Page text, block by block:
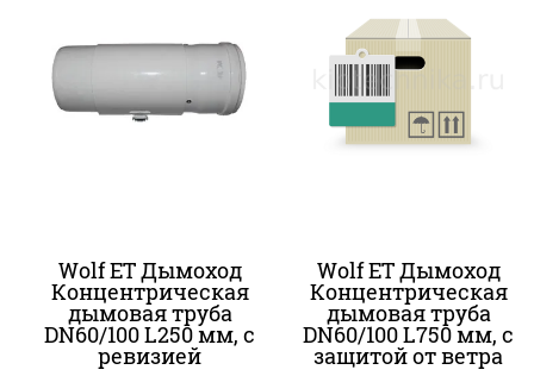
Wolf ET Дымоход
Концентрическая
дымовая труба
DN60/100 L250 мм, с
ревизией
Wolf ET Дымоход
Концентрическая
дымовая труба
DN60/100 L750 мм, с
защитой от ветра